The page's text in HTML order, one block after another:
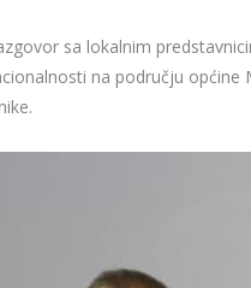
sa lokalnim
na području